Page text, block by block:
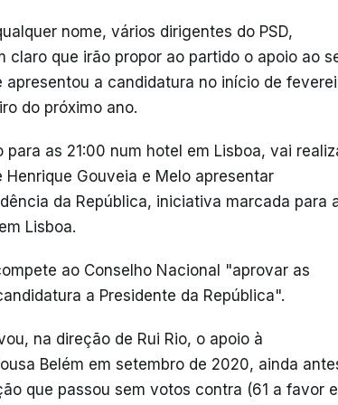
nome, vários dirigentes do PSD,
claro que irão propor ao partido o apoio ao
a candidatura no início de
do próximo ano.
para as 21:00 num hotel em Lisboa, vai
Gouveia e Melo apresentar
da República, iniciativa marcada para
Lisboa.
ao Conselho Nacional "aprovar as
a Presidente da República".
na direção de Rui Rio, o apoio à
Belém em setembro de 2020, ainda
que passou sem votos contra (61 a favor e